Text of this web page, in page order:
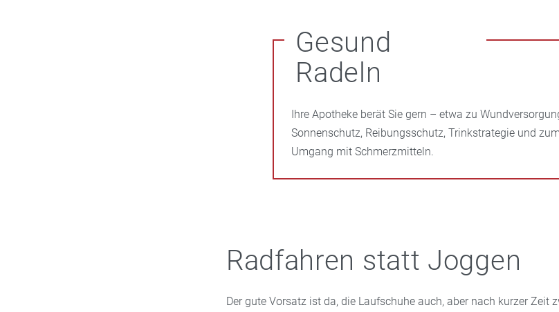
Gesund
Radeln
Ihre Apotheke berät Sie gern – etwa zu
Sonnenschutz, Reibungsschutz, Trinkstrategie und
Umgang mit Schmerzmitteln.
Radfahren statt Joggen
Der gute Vorsatz ist da, die Laufschuhe auch, aber nach kurzer Zeit